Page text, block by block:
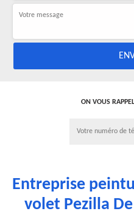
ON VOUS
Entreprise
volet Pezilla